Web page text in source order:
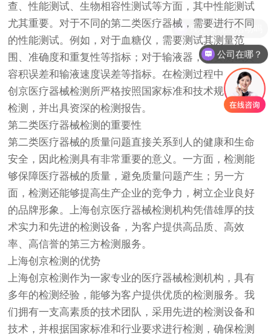
查、性能测试、生物相容性测试等方面，其中性能测试
尤其重要。对于不同的第二类医疗器械，需要进行不同
的性能测试。例如，对于血糖仪，需要测试其测量范
围、准确度和重复性等指标；对于输液器，需要测试其
容积误差和输液速度误差等指标。在检测过程中，上海
创京医疗器械检测所严格按照国家标准和技术规范进行
检测，并出具资深的检测报告。
第二类医疗器械检测的重要性
第二类医疗器械的质量问题直接关系到人的健康和生命
安全，因此检测具有非常重要的意义。一方面，检测能
够保障医疗器械的质量，避免质量问题产生；另一方
面，检测还能够提高生产企业的竞争力，树立企业良好
的品牌形象。上海创京医疗器械检测机构凭借雄厚的技
术实力和先进的检测设备，为客户提供高品质、高效
率、高信誉的第三方检测服务。
上海创京检测 的优势
上海创京检测作为一家专业的医疗器械检测机构，具有
多年的检测经验，能够为客户提供优质的检测服务。我
们拥有一支高素质的技术团队，采用先进的检测设备和
技术，并根据国家标准和行业要求进行检测，确保检测
公司在哪？
现在有优惠活动吗